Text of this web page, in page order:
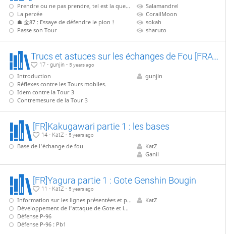
Prendre ou ne pas prendre, tel est la question !
La percée
☗ 金87 : Essaye de défendre le pion !
Passe son Tour
Salamandrel
CorailMoon
sokah
sharuto
Trucs et astuces sur les échanges de Fou [FRANCAIS]
17 - gunjin - 5 years ago
Introduction
Réflexes contre les Tours mobiles.
Idem contre la Tour 3
Contremesure de la Tour 3
gunjin
[FR]Kakugawari partie 1 : les bases
14 - KatZ - 5 years ago
Base de l'échange de fou
KatZ
Ganil
[FR]Yagura partie 1 : Gote Genshin Bougin
11 - KatZ - 5 years ago
Information sur les lignes présentées et position de référence
Développement de l'attaque de Gote et idée générale
Défense P-96
Défense P-96 : Pb1
KatZ